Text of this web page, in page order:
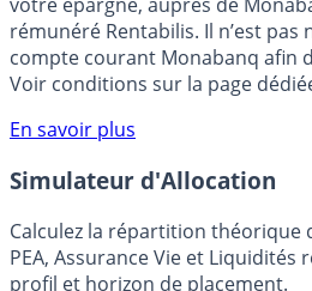
Bénéficiez de cette offre de
votre épargne, auprès de
rémunéré Rentabilis. Il n’est pas
compte courant Monabanq afin
Voir conditions sur la page
En savoir plus
Simulateur d'Allocation
Calculez la répartition théorique